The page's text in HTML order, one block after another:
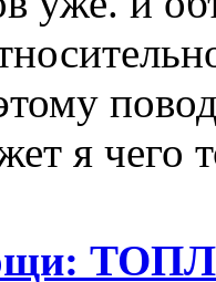
я чего